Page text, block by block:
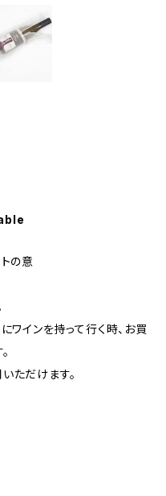
の意
ワインを持って行く時、お買
ただけます。